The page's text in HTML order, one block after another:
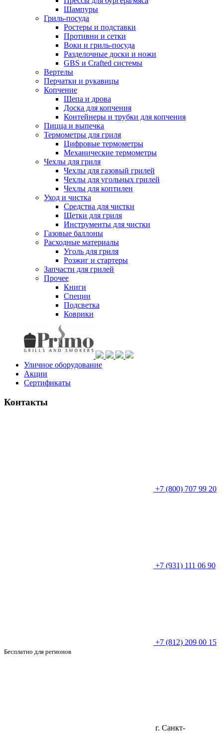
Шампуры
Гриль-посуда
Ростеры и подставки
Противни и сетки
Воки и гриль-посуда
Разделочные доски и ножи
GBS и Crafted системы
Вертелы
Перчатки и рукавицы
Копчение
Щепа и дрова
Доска для копчения
Контейнеры и трубки для копчения
Пицца и выпечка
Термометры для гриля
Цифровые термометры
Механические термометры
Чехлы для гриля
Чехлы для газовый грилей
Чехлы для угольных грилей
Чехлы для коптилен
Уход и чистка
Средства для чистки
Щетки для гриля
Инструменты для чистки
Газовые баллоны
Расходные материалы
Уголь для гриля
Розжиг и стартеры
Запчасти для грилей
Прочее
Книги
Специи
Подсветка
Коврики
Уличное оборудование
Акции
Сертификаты
Контакты
+7 (800) 707 99 20
+7 (931) 111 06 90
+7 (812) 209 00 15
Бесплатно для регионов
г. Санкт-